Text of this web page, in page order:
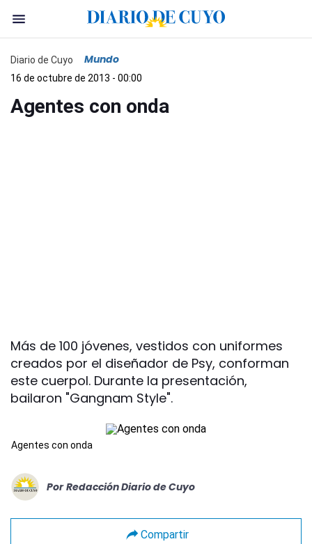
Diario de Cuyo Mundo
16 de octubre de 2013 - 00:00
Agentes con onda
Más de 100 jóvenes, vestidos con uniformes
creados por el diseñador de Psy, conforman
este cuerpol. Durante la presentación,
bailaron "Gangnam Style".
Agentes con onda
Por Redacción Diario de Cuyo
Compartir